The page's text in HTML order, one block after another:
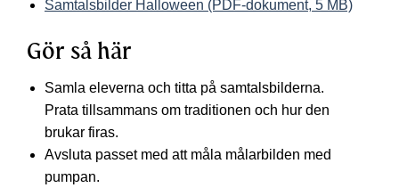
Samtalsbilder Halloween (PDF-dokument, 5 MB)
Gör så här
Samla eleverna och titta på samtalsbilderna.
Prata tillsammans om traditionen och hur den
brukar firas.
Avsluta passet med att måla målarbilden med
pumpan.